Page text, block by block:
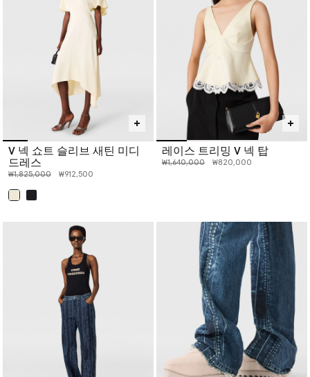
V 넥 쇼트 슬리브 새틴 미디
드레스
인하 전 가격:
₩1,825,000인하된 가격:
₩912,500
레이스 트리밍 V 넥 탑
인하 전 가격:
₩1,640,000인하된 가격:
₩820,000